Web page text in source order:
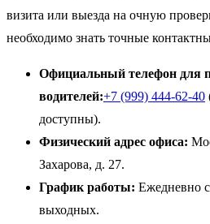
визита или выезда на очную
необходимо знать точные
Официальный телефон для
водителей:+7 (999) 444-62-40
доступны).
Физический адрес офиса:
Захарова, д. 27.
График работы: Ежедневно
выходных.